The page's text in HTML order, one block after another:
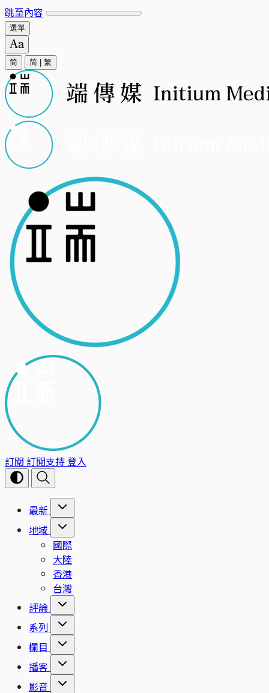
跳至內容
選單
简 简 繁
訂閱 訂閱支持登入
最新
地域
國際
大陸
香港
台灣
評論
系列
欄目
播客
影音